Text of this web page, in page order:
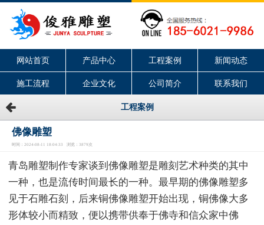
网站首页 产品中心 工程案例 新闻动态
施工流程 企业文化 公司简介 联系我们
工程案例
佛像雕塑
时间：2024-08-11 18:04:33 浏览：3879次
青岛雕塑制作专家谈到佛像雕塑是雕刻艺术种类的其中
一种，也是流传时间最长的一种。最早期的佛像雕塑多
见于石雕石刻，后来铜佛像雕塑开始出现，铜佛像大多
形体较小而精致，便以携带供奉于佛寺和信众家中佛